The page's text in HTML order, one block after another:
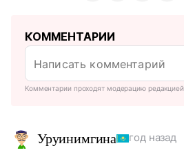
КОММЕНТАРИИ
Комментарии проходят модерацию редакцией
Уруинимгина год назад